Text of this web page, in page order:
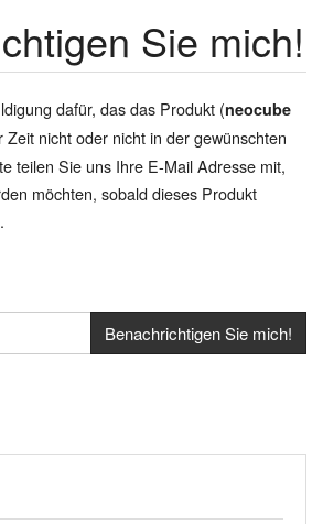
Sie mich!
dafür, das das Produkt (neocube
Zeit nicht oder nicht in der gewünschten
teilen Sie uns Ihre E-Mail Adresse mit,
möchten, sobald dieses Produkt